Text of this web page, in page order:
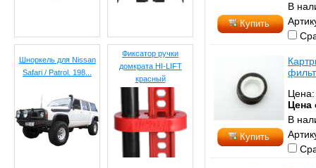
Шноркель для Nissan
Safari / Patrol. 198...
Фиксатор ручки
домкрата HI-LIFT
красный
Купить
В
Купить
Цена
В